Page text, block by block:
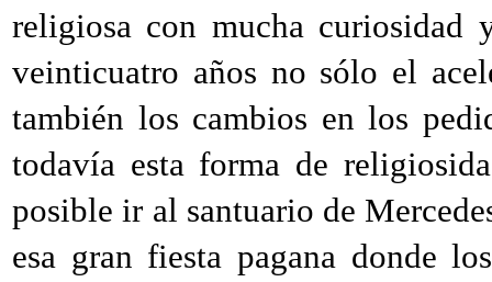
religiosa con mucha curiosidad
veinticuatro años no sólo el
también los cambios en los
todavía esta forma de
posible ir al santuario de
esa gran fiesta pagana donde